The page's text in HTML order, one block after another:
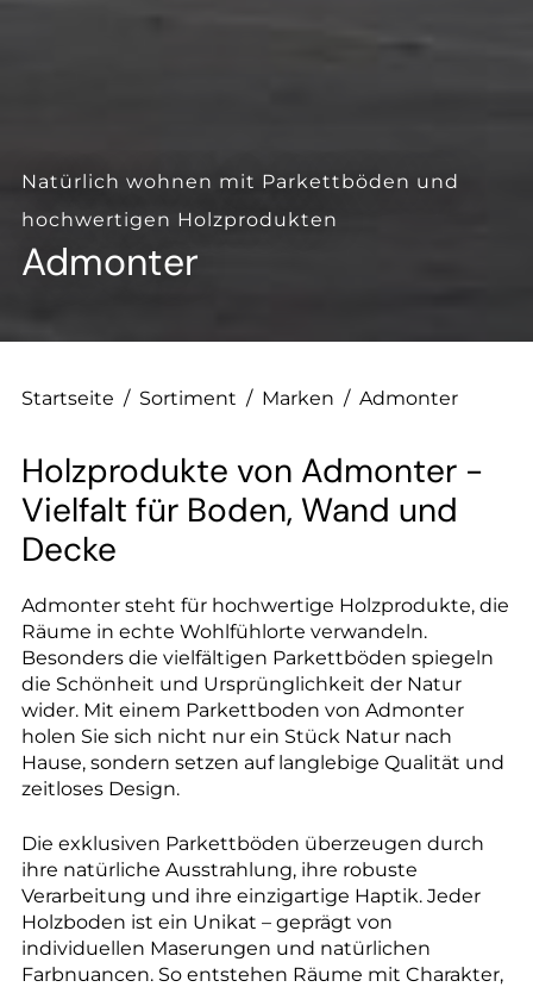
--
--
Natürlich wohnen mit Parkettböden und
hochwertigen Holzprodukten
Admonter
Startseite / Sortiment / Marken / Admonter
Holzprodukte von Admonter -
Vielfalt für Boden, Wand und
Decke
Admonter steht für hochwertige Holzprodukte, die
Räume in echte Wohlfühlorte verwandeln.
Besonders die vielfältigen Parkettböden spiegeln
die Schönheit und Ursprünglichkeit der Natur
wider. Mit einem Parkettboden von Admonter
holen Sie sich nicht nur ein Stück Natur nach
Hause, sondern setzen auf langlebige Qualität und
zeitloses Design.
Die exklusiven Parkettböden überzeugen durch
ihre natürliche Ausstrahlung, ihre robuste
Verarbeitung und ihre einzigartige Haptik. Jeder
Holzboden ist ein Unikat – geprägt von
individuellen Maserungen und natürlichen
Farbnuancen. So entstehen Räume mit Charakter,